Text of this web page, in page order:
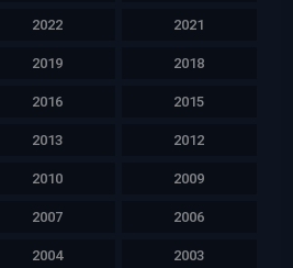
2022 2021
2019 2018
2016 2015
2013 2012
2010 2009
2007 2006
2004 2003